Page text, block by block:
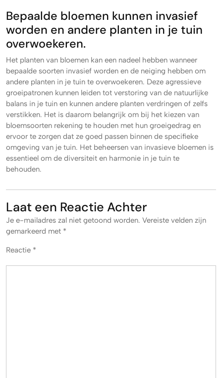
Bepaalde bloemen kunnen invasief
worden en andere planten in je tuin
overwoekeren.
Het planten van bloemen kan een nadeel hebben wanneer
bepaalde soorten invasief worden en de neiging hebben om
andere planten in je tuin te overwoekeren. Deze agressieve
groeipatronen kunnen leiden tot verstoring van de natuurlijke
balans in je tuin en kunnen andere planten verdringen of zelfs
verstikken. Het is daarom belangrijk om bij het kiezen van
bloemsoorten rekening te houden met hun groeigedrag en
ervoor te zorgen dat ze goed passen binnen de specifieke
omgeving van je tuin. Het beheersen van invasieve bloemen is
essentieel om de diversiteit en harmonie in je tuin te
behouden.
Laat een Reactie Achter
Je e-mailadres zal niet getoond worden. Vereiste velden zijn
gemarkeerd met *
Reactie *